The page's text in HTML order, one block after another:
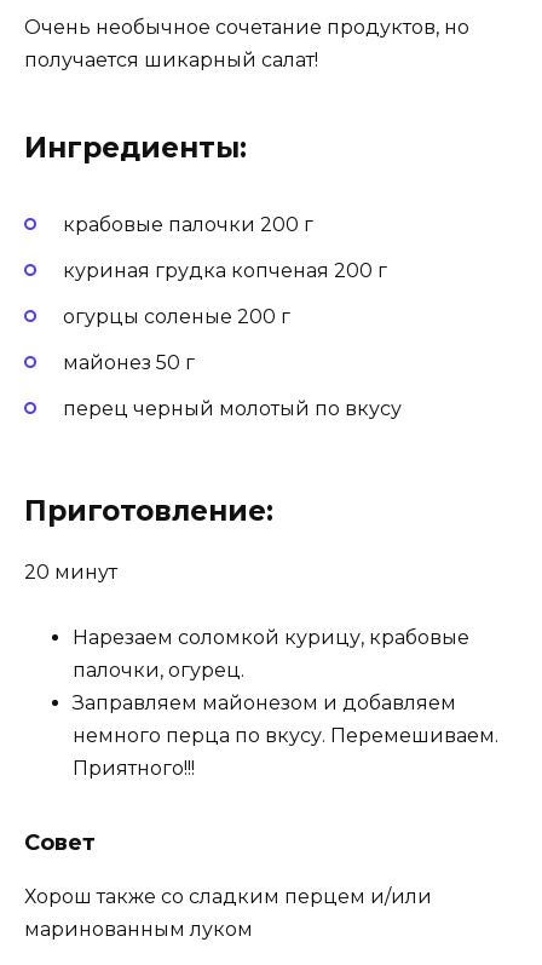
Очень необычное сочетание продуктов, но
получается шикарный салат!
Ингредиенты:
крабовые палочки 200 г
куриная грудка копченая 200 г
огурцы соленые 200 г
майонез 50 г
перец черный молотый по вкусу
Приготовление:
20 минут
Нарезаем соломкой курицу, крабовые
палочки, огурец.
Заправляем майонезом и добавляем
немного перца по вкусу. Перемешиваем.
Приятного!!!
Совет
Хорош также со сладким перцем и/или
маринованным луком